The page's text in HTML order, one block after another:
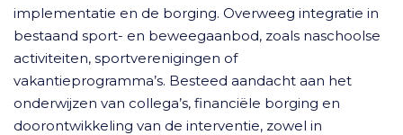
implementatie en de borging. Overweeg integratie in
bestaand sport- en beweegaanbod, zoals naschoolse
activiteiten, sportverenigingen of
vakantieprogramma’s. Besteed aandacht aan het
onderwijzen van collega’s, financiële borging en
doorontwikkeling van de interventie, zowel in